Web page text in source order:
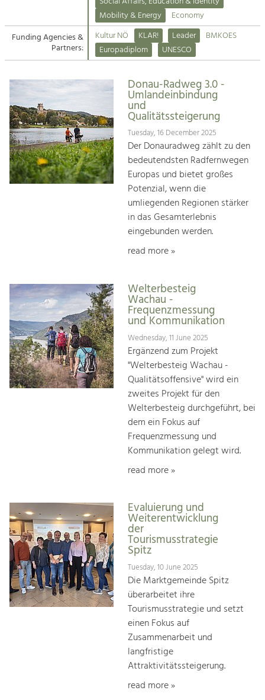
Suche
Impressum
Kontakt
Tourism
Offer Development and Positioning
Art & Culture
Crafts, Science and Research.
Social Affairs, Education
& Identity
Equality, Youth and Integration.
Climate Change, Public Transport and
Mobility & Energy
Economy
Funding Agencies &
Partners:
Kultur NÖ KLAR! Leader
BMKOES
Europadiplom
UNESCO
Donau-Radweg 3.0 -
Umlandeinbindung
und
Qualitätssteigerung
Tuesday, 16 December 2025
Der Donauradweg zählt zu den
bedeutendsten Radfernwegen
Europas und bietet großes
Potenzial, wenn die
umliegenden Regionen stärker
in das Gesamterlebnis
eingebunden werden.
read more »
Welterbesteig
Wachau -
Frequenzmessung
und Kommunikation
Wednesday, 11 June 2025
Ergänzend zum Projekt
"Welterbesteig Wachau -
Qualitätsoffensive" wird ein
zweites Projekt für den
Welterbesteig durchgeführt, bei
dem ein Fokus auf
Frequenzmessung und
Kommunikation gelegt wird.
read more »
Evaluierung und
Weiterentwicklung
der
Tourismusstrategie
Spitz
Tuesday, 10 June 2025
Die Marktgemeinde Spitz
überarbeitet ihre
Tourismusstrategie und setzt
einen Fokus auf
Zusammenarbeit und
langfristige
Attraktivitätssteigerung.
read more »